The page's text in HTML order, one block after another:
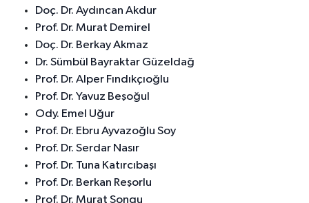
Doç. Dr. Aydıncan Akdur
Prof. Dr. Murat Demirel
Doç. Dr. Berkay Akmaz
Dr. Sümbül Bayraktar Güzeldağ
Prof. Dr. Alper Fındıkçıoğlu
Prof. Dr. Yavuz Beşoğul
Ody. Emel Uğur
Prof. Dr. Ebru Ayvazoğlu Soy
Prof. Dr. Serdar Nasır
Prof. Dr. Tuna Katırcıbaşı
Prof. Dr. Berkan Reşorlu
Prof. Dr. Murat Songu